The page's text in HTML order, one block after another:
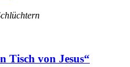
Tisch von Jesus“